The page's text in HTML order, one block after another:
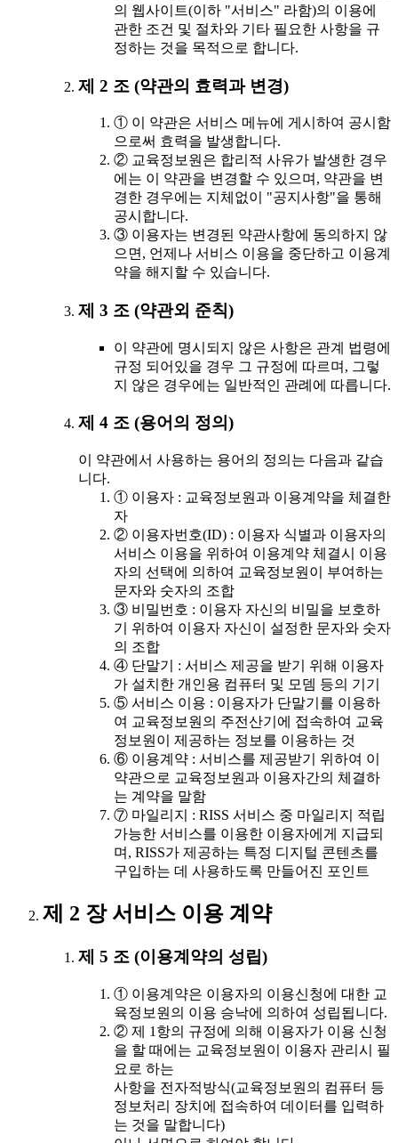
의 웹사이트(이하 "서비스" 라함)의 이용에
관한 조건 및 절차와 기타 필요한 사항을 규
정하는 것을 목적으로 합니다.
제 2 조 (약관의 효력과 변경)
① 이 약관은 서비스 메뉴에 게시하여 공시함
으로써 효력을 발생합니다.
② 교육정보원은 합리적 사유가 발생한 경우
에는 이 약관을 변경할 수 있으며, 약관을 변
경한 경우에는 지체없이 "공지사항"을 통해
공시합니다.
③ 이용자는 변경된 약관사항에 동의하지 않
으면, 언제나 서비스 이용을 중단하고 이용계
약을 해지할 수 있습니다.
제 3 조 (약관외 준칙)
이 약관에 명시되지 않은 사항은 관계 법령에
규정 되어있을 경우 그 규정에 따르며, 그렇
지 않은 경우에는 일반적인 관례에 따릅니다.
제 4 조 (용어의 정의)
이 약관에서 사용하는 용어의 정의는 다음과 같습
니다.
① 이용자 : 교육정보원과 이용계약을 체결한
자
② 이용자번호(ID) : 이용자 식별과 이용자의
서비스 이용을 위하여 이용계약 체결시 이용
자의 선택에 의하여 교육정보원이 부여하는
문자와 숫자의 조합
③ 비밀번호 : 이용자 자신의 비밀을 보호하
기 위하여 이용자 자신이 설정한 문자와 숫자
의 조합
④ 단말기 : 서비스 제공을 받기 위해 이용자
가 설치한 개인용 컴퓨터 및 모뎀 등의 기기
⑤ 서비스 이용 : 이용자가 단말기를 이용하
여 교육정보원의 주전산기에 접속하여 교육
정보원이 제공하는 정보를 이용하는 것
⑥ 이용계약 : 서비스를 제공받기 위하여 이
약관으로 교육정보원과 이용자간의 체결하
는 계약을 말함
⑦ 마일리지 : RISS 서비스 중 마일리지 적립
가능한 서비스를 이용한 이용자에게 지급되
며, RISS가 제공하는 특정 디지털 콘텐츠를
구입하는 데 사용하도록 만들어진 포인트
제 2 장 서비스 이용 계약
제 5 조 (이용계약의 성립)
① 이용계약은 이용자의 이용신청에 대한 교
육정보원의 이용 승낙에 의하여 성립됩니다.
② 제 1항의 규정에 의해 이용자가 이용 신청
을 할 때에는 교육정보원이 이용자 관리시 필
요로 하는
사항을 전자적방식(교육정보원의 컴퓨터 등
정보처리 장치에 접속하여 데이터를 입력하
는 것을 말합니다)